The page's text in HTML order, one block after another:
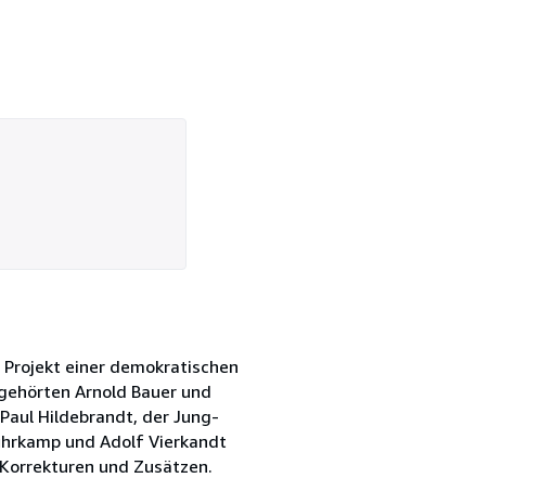
einer demokratischen
Arnold Bauer und
Hildebrandt, der Jung-
und Adolf Vierkandt
und Zusätzen.